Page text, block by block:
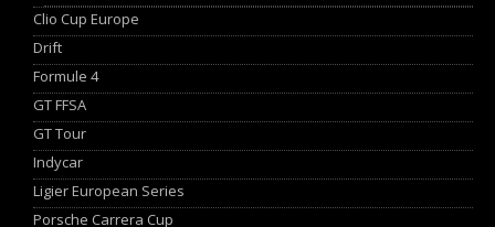
Clio Cup Europe
Drift
Formule 4
GT FFSA
GT Tour
Indycar
Ligier European Series
Porsche Carrera Cup